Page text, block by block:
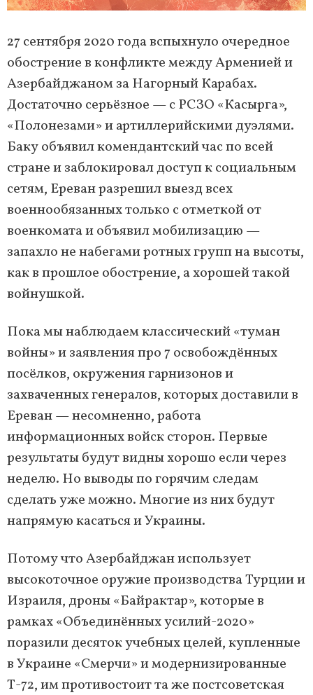
27 сентября 2020 года вспыхнуло очередное
обострение в конфликте между Арменией и
Азербайджаном за Нагорный Карабах.
Достаточно серьёзное — с РСЗО «Касырга»,
«Полонезами» и артиллерийскими дуэлями.
Баку объявил комендантский час по всей
стране и заблокировал доступ к социальным
сетям, Ереван разрешил выезд всех
военнообязанных только с отметкой от
военкомата и объявил мобилизацию —
запахло не набегами ротных групп на высоты,
как в прошлое обострение, а хорошей такой
войнушкой.
Пока мы наблюдаем классический «туман
войны» и заявления про 7 освобождённых
посёлков, окружения гарнизонов и
захваченных генералов, которых доставили в
Ереван — несомненно, работа
информационных войск сторон. Первые
результаты будут видны хорошо если через
неделю. Но выводы по горячим следам
сделать уже можно. Многие из них будут
напрямую касаться и Украины.
Потому что Азербайджан использует
высокоточное оружие производства Турции и
Израиля, дроны «Байрактар», которые в
рамках «Объединённых усилий-2020»
поразили десяток учебных целей, купленные
в Украине «Смерчи» и модернизированные
Т-72, им противостоит та же постсоветская